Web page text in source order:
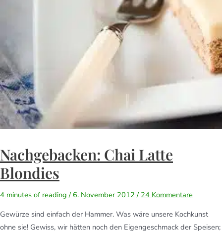
Nachgebacken: Chai Latte
Blondies
4 minutes of reading / 6. November 2012/ 24 Kommentare
Gewürze sind einfach der Hammer. Was wäre unsere Kochkunst
ohne sie! Gewiss, wir hätten noch den Eigengeschmack der Speisen;